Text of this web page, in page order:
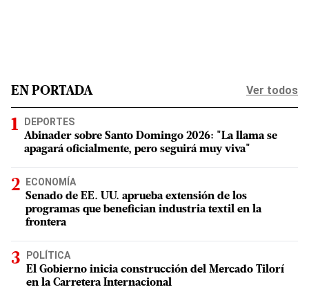
EN PORTADA Ver todos
DEPORTES
Abinader sobre Santo Domingo 2026: "La llama se
apagará oficialmente, pero seguirá muy viva"
ECONOMÍA
Senado de EE. UU. aprueba extensión de los
programas que benefician industria textil en la
frontera
POLÍTICA
El Gobierno inicia construcción del Mercado Tilorí
en la Carretera Internacional